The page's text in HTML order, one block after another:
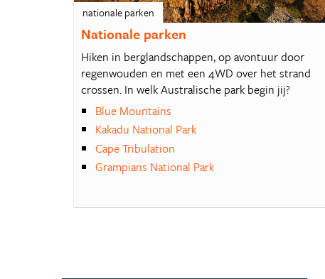
nationale parken
Nationale parken
Hiken in berglandschappen, op avontuur door
regenwouden en met een 4WD over het strand
crossen. In welk Australische park begin jij?
Blue Mountains
Kakadu National Park
Cape Tribulation
Grampians National Park